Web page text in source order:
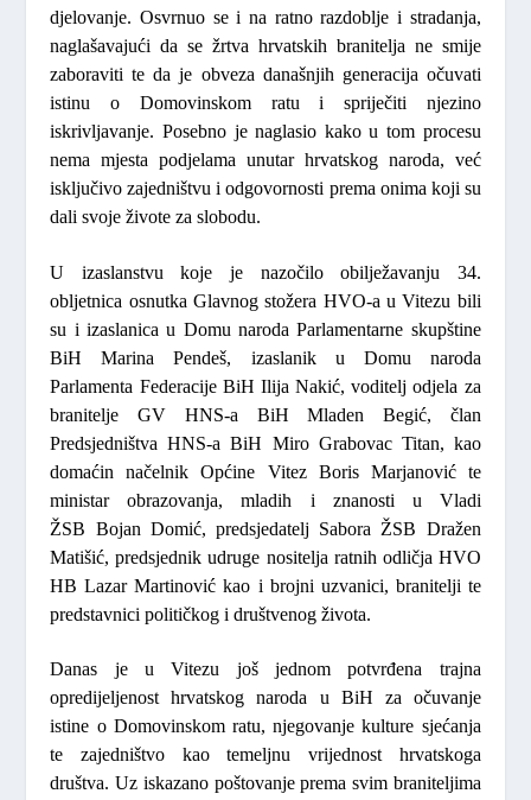
djelovanje. Osvrnuo se i na ratno razdoblje i stradanja,
naglašavajući da se žrtva hrvatskih branitelja ne smije
zaboraviti te da je obveza današnjih generacija očuvati
istinu o Domovinskom ratu i spriječiti njezino
iskrivljavanje. Posebno je naglasio kako u tom procesu
nema mjesta podjelama unutar hrvatskog naroda, već
isključivo zajedništvu i odgovornosti prema onima koji su
dali svoje živote za slobodu.
U izaslanstvu koje je nazočilo obilježavanju 34.
obljetnica osnutka Glavnog stožera HVO-a u Vitezu bili
su i izaslanica u Domu naroda Parlamentarne skupštine
BiHMarina Pendeš, izaslanik u Domu naroda
Parlamenta Federacije BiH Ilija Nakić, voditelj odjela za
branitelje GV HNS-a BiHMladen Begić, član
Predsjedništva HNS-a BiH Miro Grabovac Titan, kao
domaćin načelnik Općine Vitez Boris Marjanovićte
ministar obrazovanja, mladih i znanosti u Vladi
ŽSB Bojan Domić, predsjedatelj Sabora ŽSB Dražen
Matišić, predsjednik udruge nositelja ratnih odličja HVO
HBLazar Martinović kao i brojni uzvanici, branitelji te
predstavnici političkog i društvenog života.
Danas je u Vitezu još jednom potvrđena trajna
opredijeljenost hrvatskog naroda u BiH za očuvanje
istine o Domovinskom ratu, njegovanje kulture sjećanja
te zajedništvo kao temeljnu vrijednost hrvatskoga
društva. Uz iskazano poštovanje prema svim braniteljima